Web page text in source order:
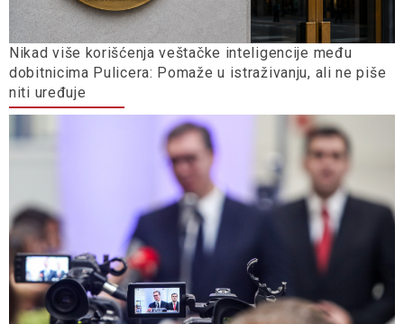
Nikad više korišćenja veštačke inteligencije među
dobitnicima Pulicera: Pomaže u istraživanju, ali ne piše
niti uređuje